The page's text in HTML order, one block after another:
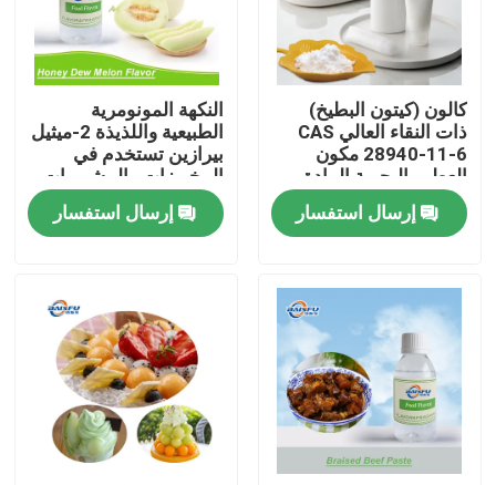
المنزل
فيديوهات
برنامج VR
كالون (كيتون البطيخ)
ذات النقاء العالي CAS
28940-11-6 مكون
العطور البحرية المادة
المائية الاصطناعية
إرسال استفسار
النكهة المونومرية
الطبيعية واللذيذة 2-ميثيل
بيرازين تستخدم في
المخبوزات والمشروبات
الباردة والتبغ
إرسال استفسار